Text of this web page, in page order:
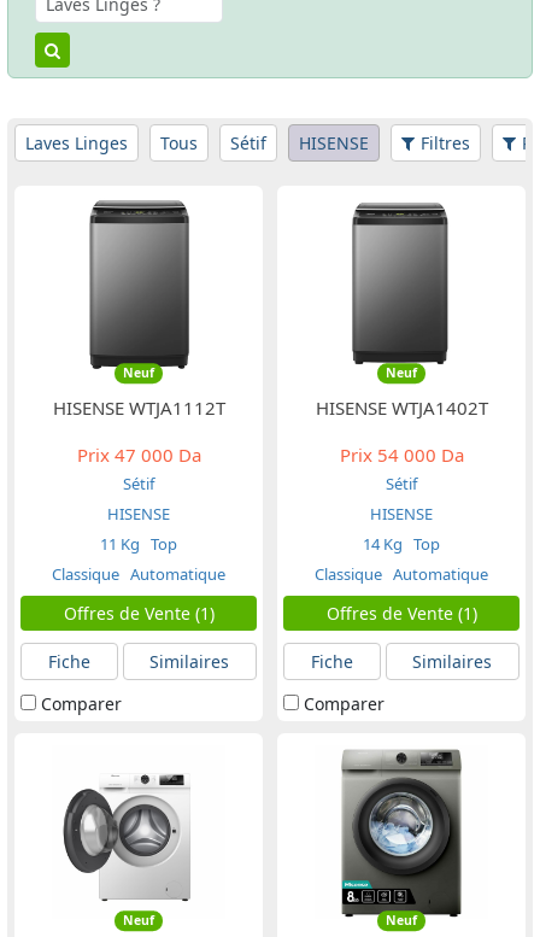
Laves Linges Tous Sétif HISENSE Filtres
Neuf
HISENSE WTJA1112T
Prix47 000 Da
Sétif
HISENSE
11 Kg Top
Classique Automatique
Offres de Vente (1)
Fiche
Similaires
Comparer
Neuf
HISENSE WTJA1402T
Prix54 000 Da
Sétif
HISENSE
14 Kg Top
Classique Automatique
Offres de Vente (1)
Fiche
Similaires
Comparer
Neuf Neuf